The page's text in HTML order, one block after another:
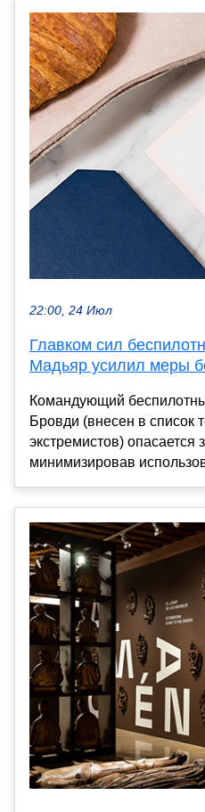
22:00, 24 Июл
Главком сил
Мадьяр усилил меры
Командующий
Бровди (внесен в список
экстремистов) опасается
минимизировав